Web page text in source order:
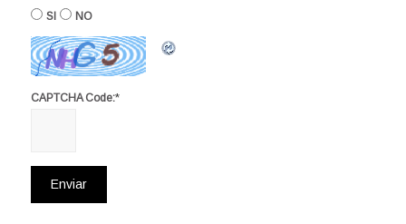
SI NO
CAPTCHA Code:*